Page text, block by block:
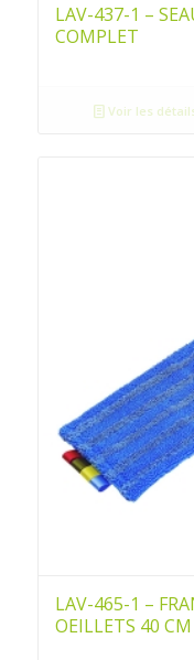
LAV-437-1 –
COMPLET
Voir les
LAV-465-1 –
OEILLETS 40 CM